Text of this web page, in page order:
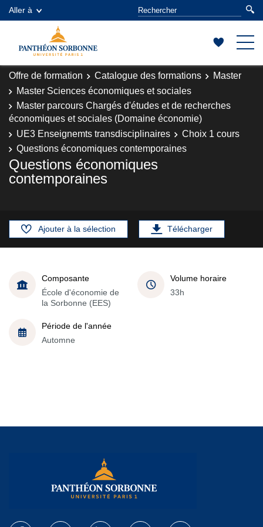
Aller à
Offre de formation Catalogue des formations
Master
Master Sciences économiques et sociales
Master parcours Chargés d'études et de recherches
économiques et sociales (Domaine économie)
UE3 Enseignemts transdisciplinaires
Choix 1 cours
Questions économiques contemporaines
Questions économiques
contemporaines
Ajouter à la sélection Télécharger
Composante
École d'économie de
la Sorbonne (EES)
Volume horaire
33h
Période de l'année
Automne